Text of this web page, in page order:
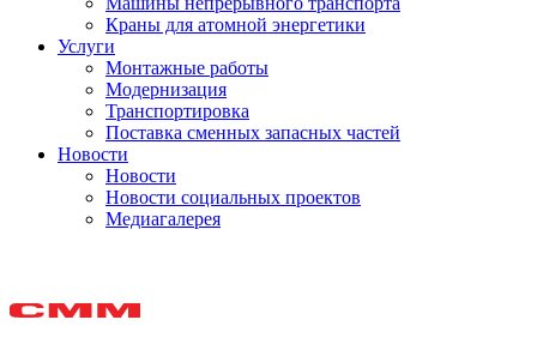
Краны для атомной энергетики
Услуги
Монтажные работы
Модернизация
Транспортировка
Поставка сменных запасных частей
Новости
Новости
Новости социальных проектов
Медиагалерея